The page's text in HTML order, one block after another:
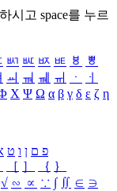
시고 space를 누르
ㅴ ㅵ ㅶ ㅷ ㅸ
ㅹ
ㆉ ㆊ ㆋ ㆌ ㆍ
ㆎ
Χ Ψ Ω α β γ δ ε ζ η
פ ם ן ו ט
［ ］ ｛ ｝
√ ∽ ∝ ∵ ∫ ∬ ∈ ∋